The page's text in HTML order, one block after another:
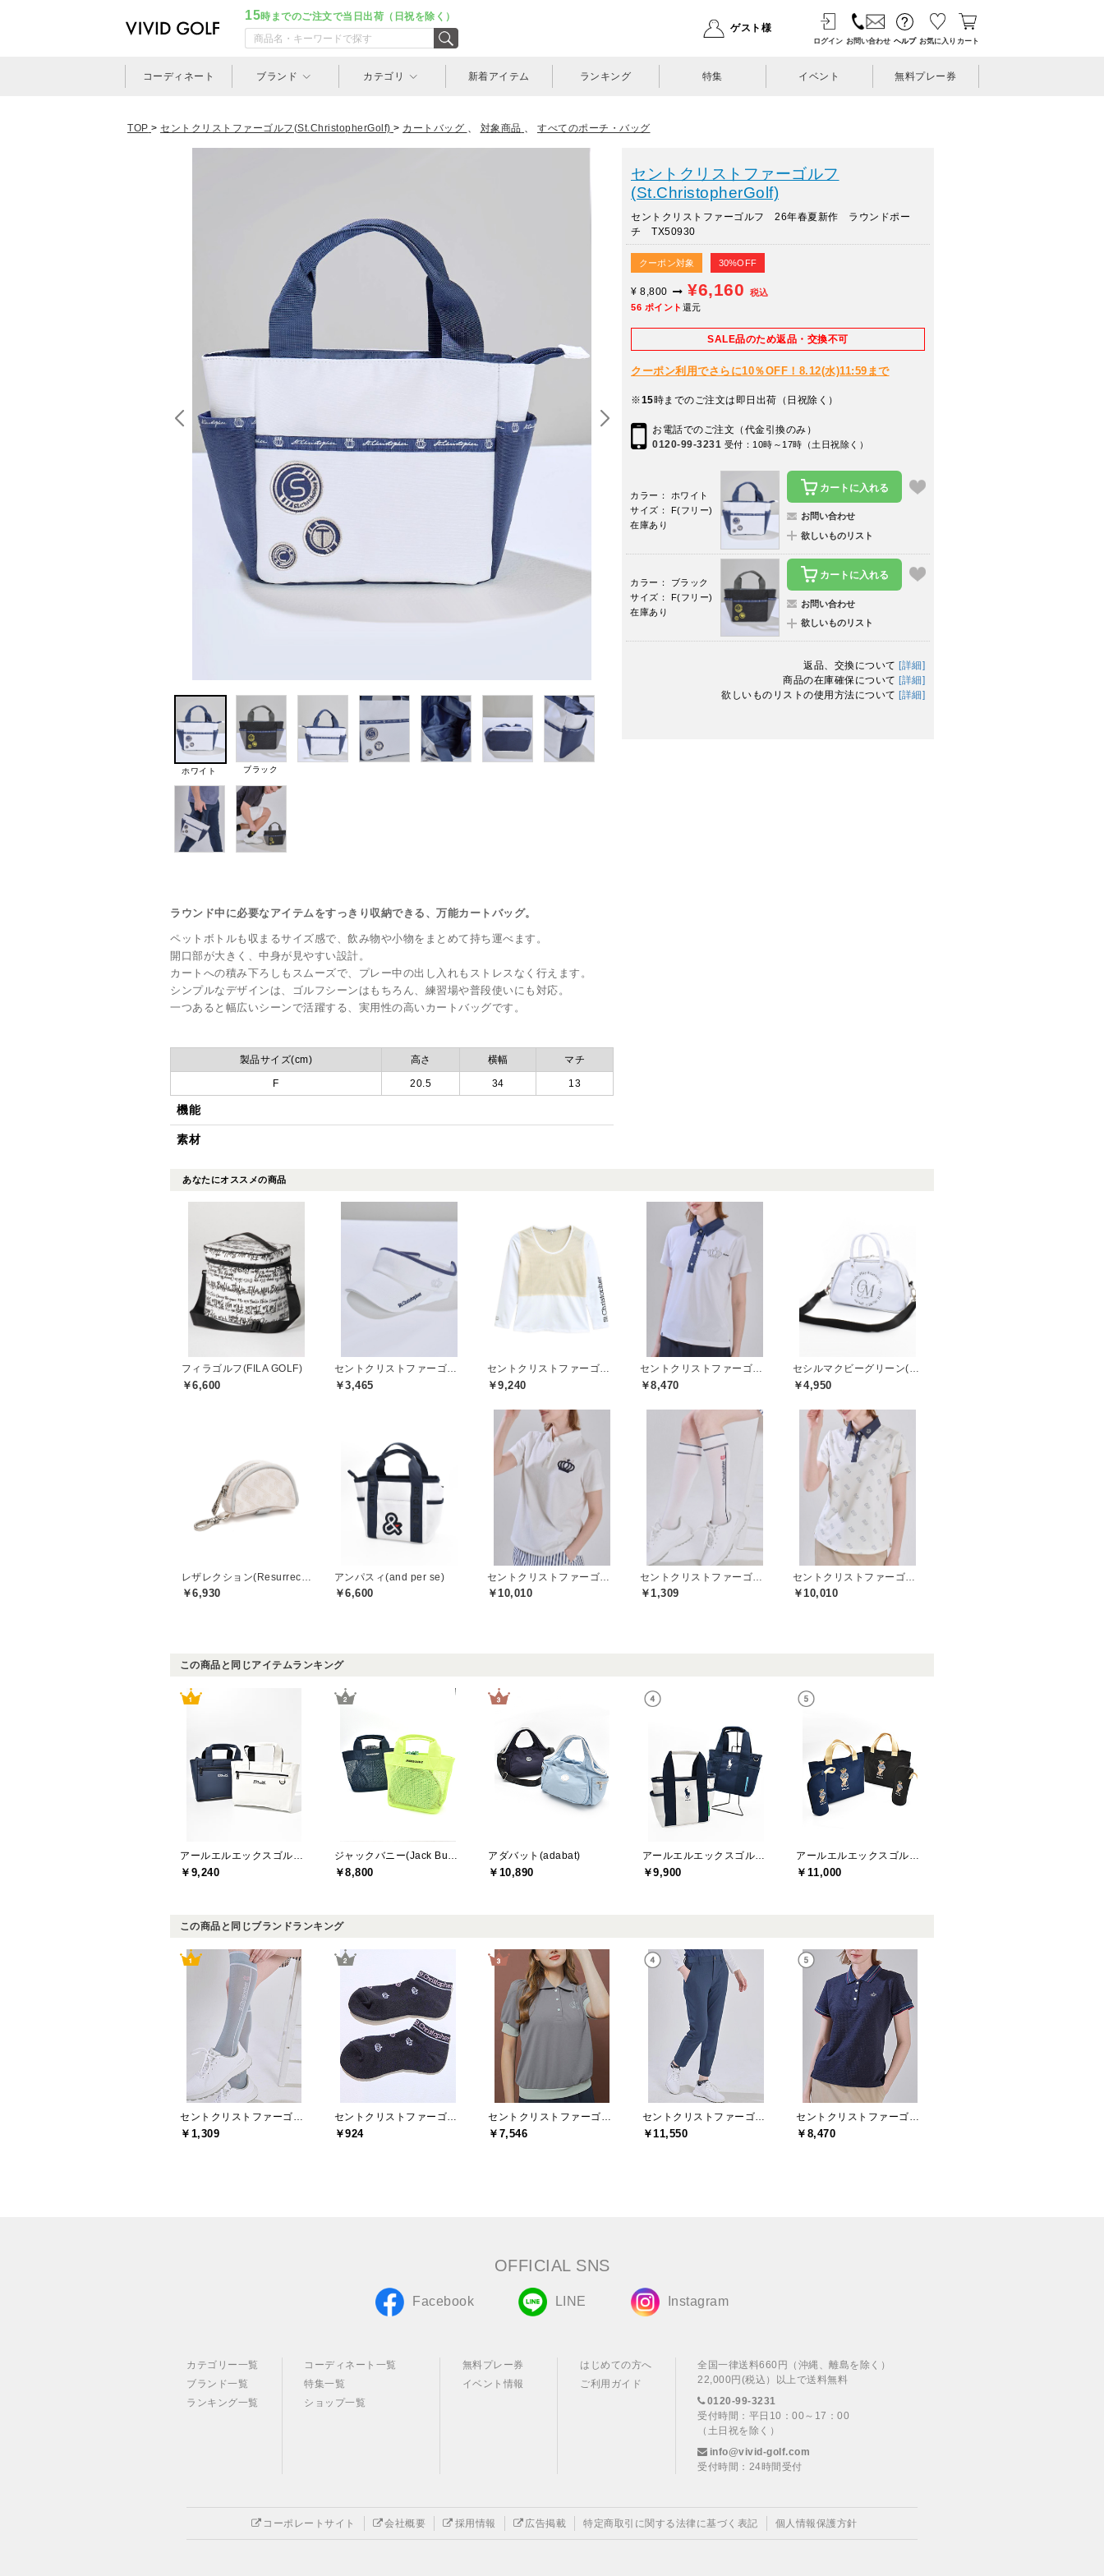
15時までのご注文で当日出荷（日祝を除く）
ゲスト様
ログイン お問い合わせ ヘルプ お気に入り カート
コーディネート ブランド カテゴリ 新着アイテム ランキング 特集 イベント 無料プレー券
TOP > セントクリストファーゴルフ(St.ChristopherGolf) > カートバッグ 、 対象商品 、 すべてのポーチ・バッグ
ホワイト ブラック
ラウンド中に必要なアイテムをすっきり収納できる、万能カートバッグ。
ペットボトルも収まるサイズ感で、飲み物や小物をまとめて持ち運べます。
開口部が大きく、中身が見やすい設計。
カートへの積み下ろしもスムーズで、プレー中の出し入れもストレスなく行えます。
シンプルなデザインは、ゴルフシーンはもちろん、練習場や普段使いにも対応。
一つあると幅広いシーンで活躍する、実用性の高いカートバッグです。
製品サイズ(cm) 高さ 横幅 マチ
F 20.5 34 13
機能
素材
セントクリストファーゴルフ
(St.ChristopherGolf)
セントクリストファーゴルフ 26年春夏新作 ラウンドポー
チ TX50930
クーポン対象 30%OFF
¥ 8,800 ¥6,160
税込
56 ポイント 還元
SALE品のため返品・交換不可
クーポン利用でさらに10％OFF！8.12(水)11:59まで
※15時までのご注文は即日出荷（日祝除く）
お電話でのご注文（代金引換のみ）
0120-99-3231 受付：10時～17時（土日祝除く）
カラー： ホワイト
サイズ： F(フリー)
在庫あり
カートに入れる
お問い合わせ
欲しいものリスト
カラー： ブラック
サイズ： F(フリー)
在庫あり
カートに入れる
お問い合わせ
欲しいものリスト
返品、交換について [詳細]
商品の在庫確保について [詳細]
欲しいものリストの使用方法について [詳細]
あなたにオススメの商品
フィラゴルフ(FILA GOLF)
￥6,600 ￥3,465 ￥9,240 ￥8,470 ￥4,950
￥6,930
アンパスィ(and per se)
￥6,600 ￥10,010 ￥1,309 ￥10,010
この商品と同じアイテムランキング
￥9,240 ￥8,800
アダバット(adabat)
￥10,890 ￥9,900 ￥11,000
この商品と同じブランドランキング
￥1,309 ￥924 ￥7,546 ￥11,550 ￥8,470
OFFICIAL SNS
Facebook LINE Instagram
カテゴリー一覧
ブランド一覧
ランキング一覧
コーディネート一覧
特集一覧
ショップ一覧
無料プレー券
イベント情報
はじめての方へ
ご利用ガイド
全国一律送料660円（沖縄、離島を除く）
22,000円(税込）以上で送料無料
0120-99-3231
受付時間：平日10：00～17：00
（土日祝を除く）
info@vivid-golf.com
受付時間：24時間受付
コーポレートサイト 会社概要 採用情報 広告掲載 特定商取引に関する法律に基づく表記 個人情報保護方針